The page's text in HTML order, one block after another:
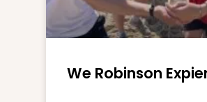
We Robinson